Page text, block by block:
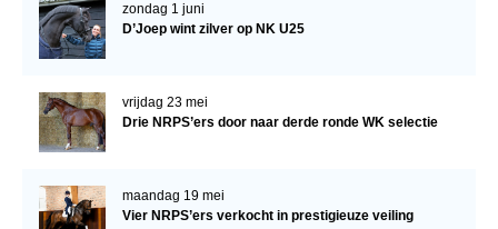
zondag 1 juni
D’Joep wint zilver op NK U25
vrijdag 23 mei
Drie NRPS’ers door naar derde ronde WK selectie
maandag 19 mei
Vier NRPS’ers verkocht in prestigieuze veiling